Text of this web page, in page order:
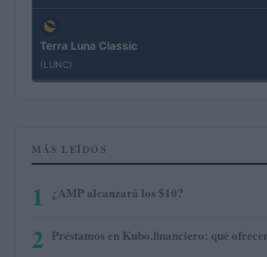
Terra Luna Classic
(LUNC)
MÁS LEÍDOS
1 ¿AMP alcanzará los $10?
2 Préstamos en Kubo.financiero: qué